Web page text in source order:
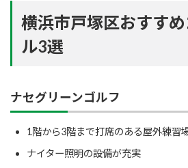
横浜市戸塚区おすす
ル3選
ナセグリーンゴルフ
1階から3階まで打席のある屋外練習
ナイター照明の設備が充実